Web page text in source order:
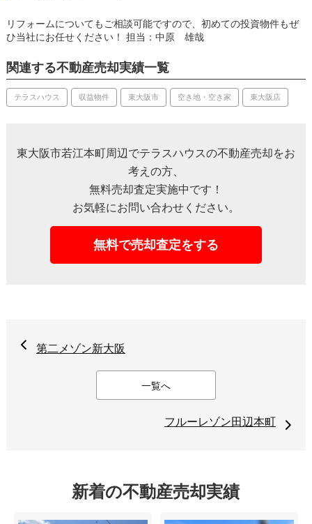
リフォームについてもご相談可能ですので、初めての投資物件もぜ
ひ当社にお任せください！ 担当：中原 雄哉
関連する不動産売却実績一覧
テラスハウス 収益物件 東大阪市 空き地・空き家 東大阪店
東大阪市若江本町周辺でテラスハウスの不動産売却をお
考えの方、
無料売却査定実施中です！
お気軽にお問い合わせください。
無料で売却査定をする
第二メゾン新大阪
一覧へ
フルーレゾン田辺本町
新着の不動産売却実績